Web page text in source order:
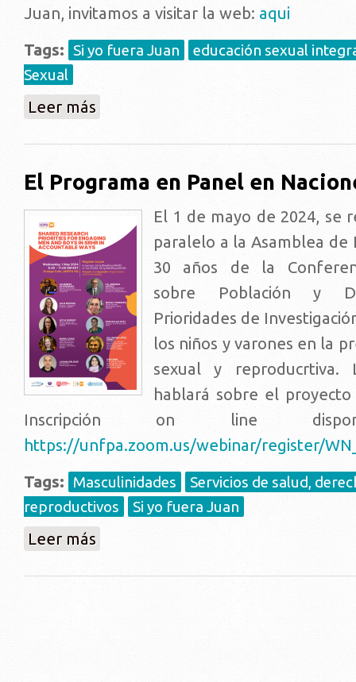
Juan, invitamos a visitar la web: aqui
Tags: Si yo fuera Juan
educación sexual
Sexual
Leer más
El Programa en Panel en
El 1 de mayo de 2024, se
paralelo a la Asamblea de
30 años de la
sobre Población y
Prioridades de
los niños y varones en la
sexual y reproducrtiva.
hablará sobre el
Inscripción on line
https://unfpa.zoom.us/webinar/register/
Tags: Masculinidades
Servicios de salud,
reproductivos
Si yo fuera Juan
Leer más